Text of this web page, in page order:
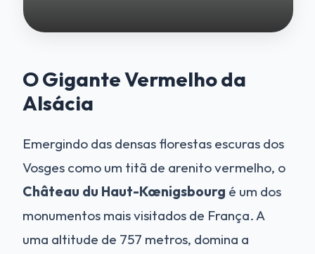
O Gigante Vermelho da
Alsácia
Emergindo das densas florestas escuras dos
Vosges como um titã de arenito vermelho, o
Château du Haut-Kœnigsbourg é um dos
monumentos mais visitados de França. A
uma altitude de 757 metros, domina a